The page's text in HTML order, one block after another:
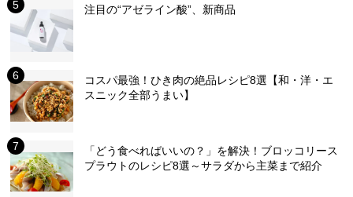
注目の“アゼライン酸”、新商品
コスパ最強！ひき肉の絶品レシピ8選【和・洋・エ
スニック全部うまい】
「どう食べればいいの？」を解決！ブロッコリース
プラウトのレシピ8選～サラダから主菜まで紹介